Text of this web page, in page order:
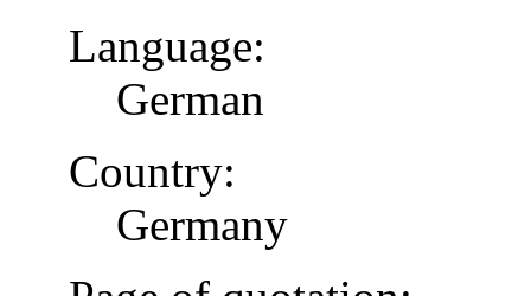
Language:
German
Country:
Germany